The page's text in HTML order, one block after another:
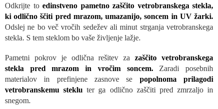
Odkrijte to edinstveno pametno zaščito vetrobranskega stekla,
ki odlično ščiti pred mrazom, umazanijo, soncem in UV žarki.
Odslej ne bo več vročih sedežev ali minut strganja vetrobranskega
stekla. S tem steklom bo vaše življenje lažje.
Pametni pokrov je odlična rešitev zazaščito vetrobranskega
stekla pred mrazom in vročim soncem. Zaradi posebnih
materialov in prefinjene zasnove se popolnoma prilagodi
vetrobranskemu stekluter ga odlično zaščiti pred zmrzaljo in
snegom.